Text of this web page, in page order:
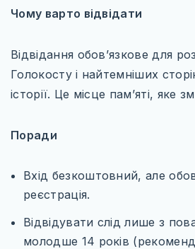
Чому варто відвідати
Відвідання обов’язкове для
Голокосту і найтемніших
історії. Це місце пам’яті, яке
Поради
Вхід безкоштовний, але
реєстрація.
Відвідувати слід лише з
молодше 14 років